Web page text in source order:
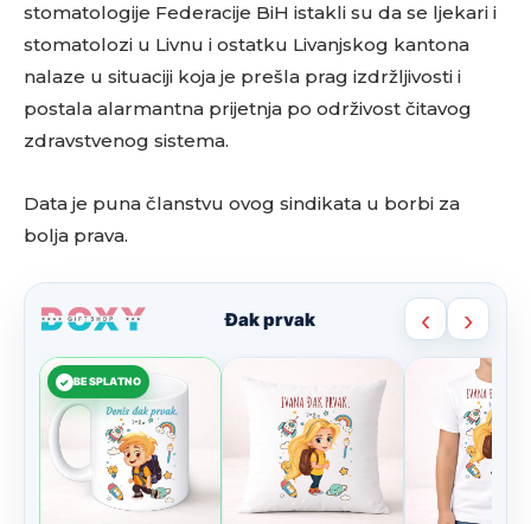
stomatologije Federacije BiH istakli su da se ljekari i
stomatolozi u Livnu i ostatku Livanjskog kantona
nalaze u situaciji koja je prešla prag izdržljivosti i
postala alarmantna prijetnja po održivost čitavog
zdravstvenog sistema.
Data je puna članstvu ovog sindikata u borbi za
bolja prava.